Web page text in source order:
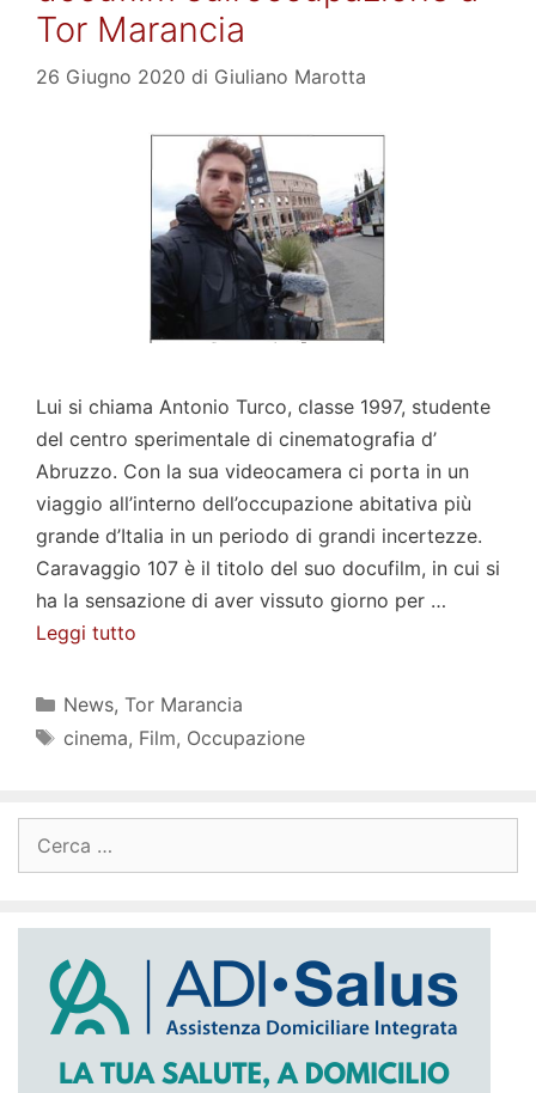
Tor Marancia
26 Giugno 2020 di Giuliano Marotta
Lui si chiama Antonio Turco, classe 1997, studente
del centro sperimentale di cinematografia d’
Abruzzo. Con la sua videocamera ci porta in un
viaggio all’interno dell’occupazione abitativa più
grande d’Italia in un periodo di grandi incertezze.
Caravaggio 107 è il titolo del suo docufilm, in cui si
ha la sensazione di aver vissuto giorno per …
Leggi tutto
Categorie
News, Tor Marancia
Tag
cinema, Film, Occupazione
per: